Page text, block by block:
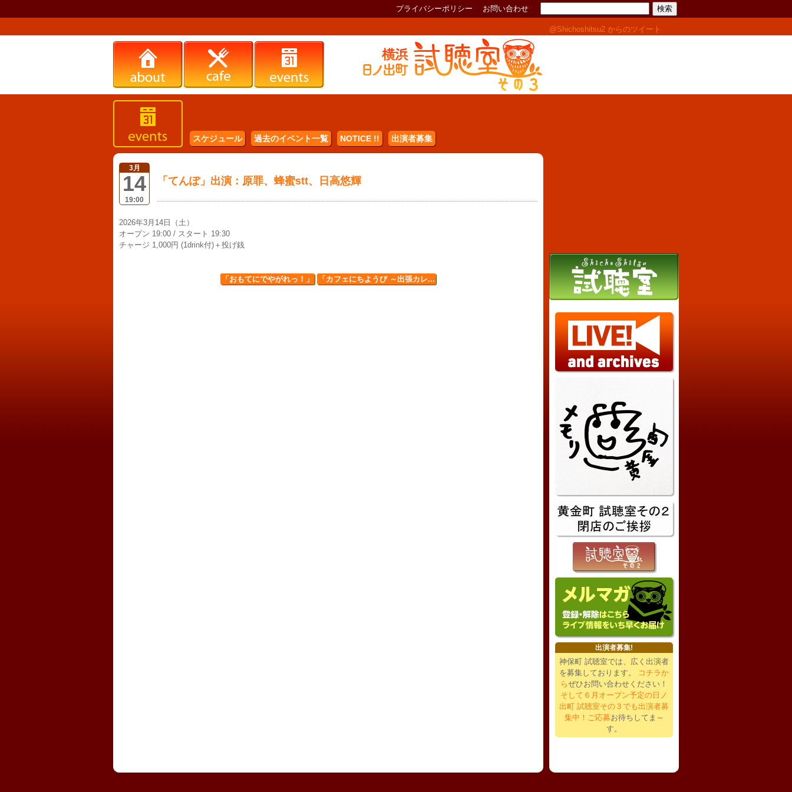
スケジュール 過去のイベント一覧 NOTICE !! 出演者募集
3月
14
19:00
「てんぽ」出演：原罪、蜂蜜stt、日高悠輝
2026年3月14日（土）
オープン 19:00 / スタート 19:30
チャージ 1,000円 (1drink付)＋投げ銭
「おもてにでやがれっ！」 「カフェにちようび ～出張カレ...
出演者募集!
神保町 試聴室では、広く出演者
を募集しております。
コチラか
らぜひお問い合わせください！
そして６月オープン予定の日ノ
出町 試聴室その３でも出演者募
集中！ご応募お待ちしてま～
す。
@Shichoshitsu2 からのツイート
プライバシーポリシー お問い合わせ